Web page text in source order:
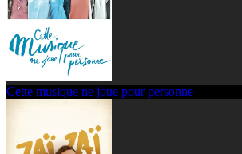
Cette musique ne joue pour personne